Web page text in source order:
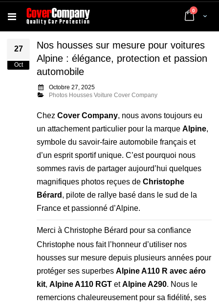
Cart
0 articles
27
Oct
Nos housses sur mesure pour voitures
Alpine : élégance, protection et passion
automobile
Octobre 27, 2025
Photos Housses Voiture Cover Company
Chez Cover Company, nous avons toujours eu
un attachement particulier pour la marque Alpine,
symbole du savoir-faire automobile français et
d’un esprit sportif unique. C’est pourquoi nous
sommes ravis de partager aujourd’hui quelques
magnifiques photos reçues de Christophe
Bérard , pilote de rallye basé dans le sud de la
France et passionné d’Alpine.
Merci à Christophe Bérard pour sa confiance
Christophe nous fait l’honneur d’utiliser nos
housses sur mesure depuis plusieurs années pour
protéger ses superbes Alpine A110 R avec aéro
kit, Alpine A110 RGT etAlpine A290. Nous le
remercions chaleureusement pour sa fidélité, ses